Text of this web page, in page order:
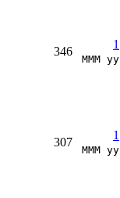
1
MMM yy
346
1
MMM yy
307